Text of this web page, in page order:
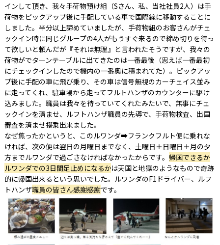
インして頂き、我々手荷物預け組（Sさん、私、当社社員2人）は手
荷物をピックアップ後に手配している車で国際線に移動することに
しました。半分以上諦めていましたが、手荷物組のお客さんがチェ
ックイン時に同じグループの4人がもうすぐ来るので締め切りを待っ
て欲しいと頼んだが『それは無理』と言われたそうですが、我々の
荷物がでターンテーブルに出てきたのは一番最後（思えば一番最初
にチェックインしたので機内の一番奥に積まれてた）。ピックアッ
プ後に手配の車に飛び乗り、その車は信号無視のカーチェイス並み
に走ってくれ、駐車場から走ってフルトハンザのカウンターに駆け
込みました。職員は我々を待っていてくれたみたいで、無事にチェ
ックインを済ませ、ルフトハンザ職員の先導で、手荷物検査、出国
審査を済ませ搭乗出来ました。
なぜ焦ったかというと、このルワンダ➡フランクフルト便に乗れな
ければ、次の便は翌日の月曜日までなく、土曜日＋日曜日＋月の夕
方までルワンダで過ごさなければなかったからです。 帰国できるか
ルワンダでの3日間足止めになるかは天国と地獄のようなもので奇跡
的に帰国出来るという思いでした。ルワンダのF1ドライバー、ルフ
トハンザ職員の皆さん感謝感謝です。